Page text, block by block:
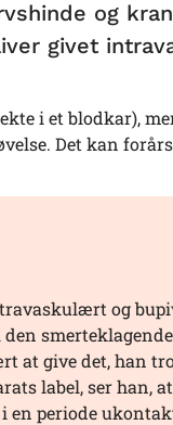
og
givet
i et blodkar),
Det kan
og
at give det, han
label, ser han,
en periode